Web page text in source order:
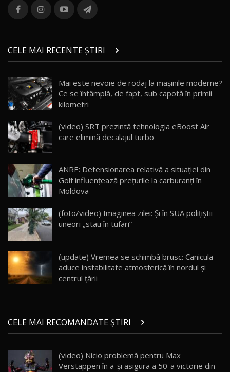
13
combină aventura cu luxul / AutoBlog.MD
36:08
chinez care face lumea să se întoarcă după el
/ AutoBlog.MD
17:27
15 14:37
16
AutoBlogMD
13:10
17 20:06
30:08
AutoBlog.MD
23:36
20
Noul ZEEKR 7X / Test Drive AutoBlog.MD
29:08
21
Micul BYD Dolphin Surf / Test Drive
AutoBlog.MD
16:59
22
Noua Mazda 6e / Test Drive AutoBlog.MD
26:59
CELE MAI RECENTE ȘTIRI
Mai este nevoie de rodaj la mașinile moderne?
Ce se întâmplă, de fapt, sub capotă în primii
kilometri
(video) SRT prezintă tehnologia eBoost Air
care elimină decalajul turbo
ANRE: Detensionarea relativă a situației din
Golf influențează prețurile la carburanți în
Moldova
(foto/video) Imaginea zilei: Și în SUA polițiștii
uneori „stau în tufari”
(update) Vremea se schimbă brusc: Canicula
aduce instabilitate atmosferică în nordul și
centrul țării
CELE MAI RECOMANDATE ȘTIRI
(video) Nicio problemă pentru Max
Verstappen în a-şi asigura a 50-a victorie din